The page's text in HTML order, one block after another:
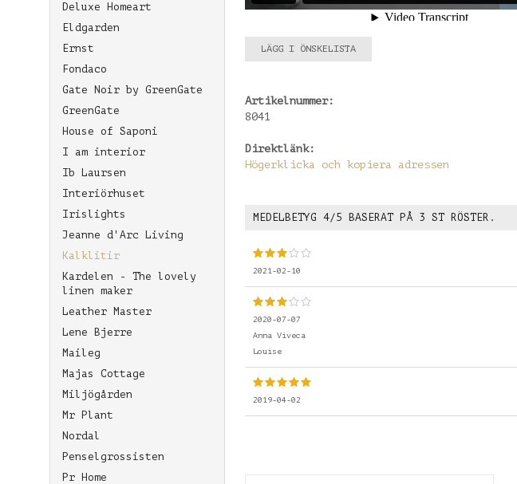
Deluxe Homeart
Eldgarden
Ernst
Fondaco
Gate Noir by GreenGate
GreenGate
House of Saponi
I am interior
Ib Laursen
Interiörhuset
Irislights
Jeanne d'Arc Living
Kalklitir
Kardelen - The lovely
linen maker
Leather Master
Lene Bjerre
Maileg
Majas Cottage
Miljögården
Mr Plant
Nordal
Penselgrossisten
Pr Home
LÄGG I ÖNSKELISTA
Artikelnummer:
8041
Direktlänk:
Högerklicka och kopiera adressen
MEDELBETYG 4/5 BASERAT PÅ 3 ST RÖSTER.
2021-02-10
2020-07-07
Anna Viveca
Louise
2019-04-02